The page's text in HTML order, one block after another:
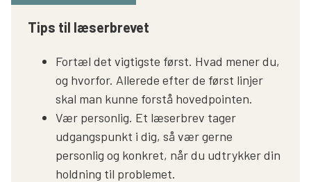
Tips til læserbrevet
Fortæl det vigtigste først. Hvad mener du,
og hvorfor. Allerede efter de først linjer
skal man kunne forstå hovedpointen.
Vær personlig. Et læserbrev tager
udgangspunkt i dig, så vær gerne
personlig og konkret, når du udtrykker din
holdning til problemet.